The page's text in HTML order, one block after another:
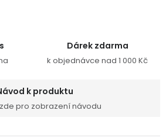
Dárek zdarma
k objednávce nad 1 000 Kč
k produktu
pro zobrazení návodu